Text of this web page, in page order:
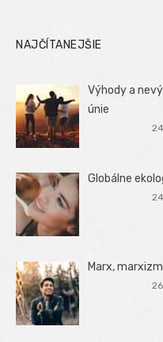
NAJČÍTANEJŠIE
Výhody a
únie
Globálne
Marx,